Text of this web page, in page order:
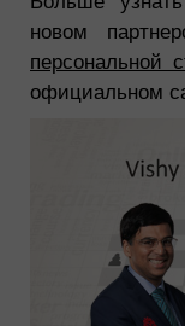
новом
персональной
официальном